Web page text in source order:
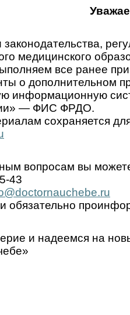
законодательства,
медицинского
все ранее
о дополнительном
информационную
— ФИС ФРДО.
сохраняется
вопросам вы
43
обязательно
и надеемся на